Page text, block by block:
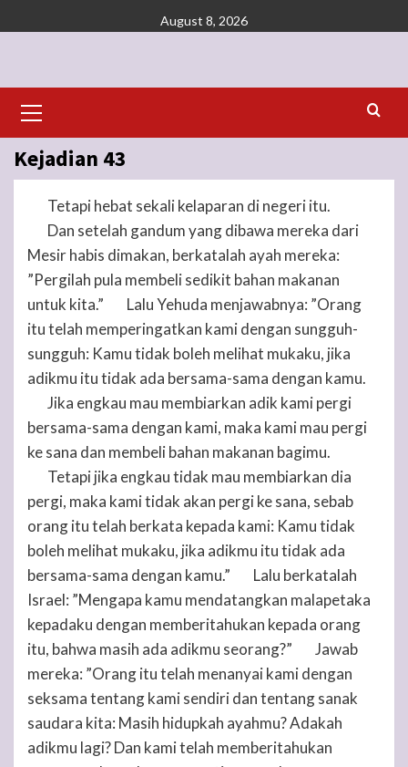
to
August 8, 2026
Menu
Kejadian 43
Tetapi hebat sekali kelaparan di negeri itu.
Dan setelah gandum yang dibawa mereka dari
Mesir habis dimakan, berkatalah ayah mereka:
”Pergilah pula membeli sedikit bahan makanan
untuk kita.”
Lalu Yehuda menjawabnya: ”Orang
itu telah memperingatkan kami dengan sungguh-
sungguh: Kamu tidak boleh melihat mukaku, jika
adikmu itu tidak ada bersama-sama dengan kamu.
Jika engkau mau membiarkan adik kami pergi
bersama-sama dengan kami, maka kami mau pergi
ke sana dan membeli bahan makanan bagimu.
Tetapi jika engkau tidak mau membiarkan dia
pergi, maka kami tidak akan pergi ke sana, sebab
orang itu telah berkata kepada kami: Kamu tidak
boleh melihat mukaku, jika adikmu itu tidak ada
bersama-sama dengan kamu.”
Lalu berkatalah
Israel: ”Mengapa kamu mendatangkan malapetaka
kepadaku dengan memberitahukan kepada orang
itu, bahwa masih ada adikmu seorang?”
Jawab
mereka: ”Orang itu telah menanyai kami dengan
seksama tentang kami sendiri dan tentang sanak
saudara kita: Masih hidupkah ayahmu? Adakah
adikmu lagi? Dan kami telah memberitahukan